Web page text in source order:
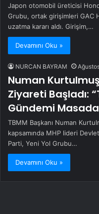
Japon otomobil üreticisi
Grubu, ortak girişimleri GAC
uzatma kararı aldı. Girişim,…
Devamını Oku »
NURCAN BAYRAM
Numan
Ziyareti Başladı:
Gündemi Masada
TBMM Başkanı Numan
kapsamında MHP lideri
Parti, Yeni Yol Grubu…
Devamını Oku »